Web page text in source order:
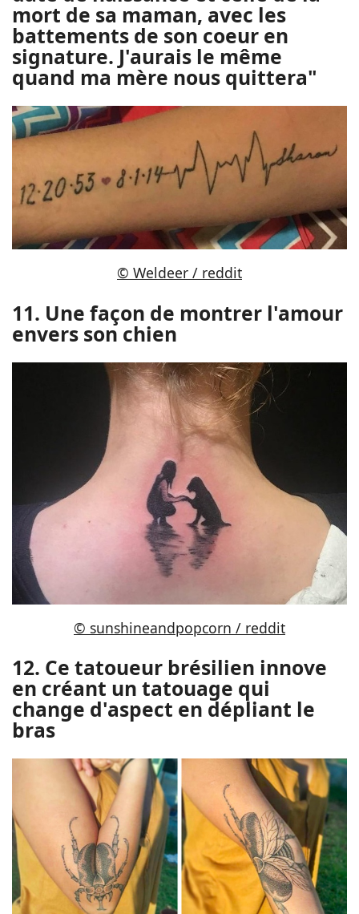
mort de sa maman, avec les
battements de son coeur en
signature. J'aurais le même
quand ma mère nous quittera"
© Weldeer / reddit
11. Une façon de montrer l'amour
envers son chien
© sunshineandpopcorn / reddit
12. Ce tatoueur brésilien innove
en créant un tatouage qui
change d'aspect en dépliant le
bras